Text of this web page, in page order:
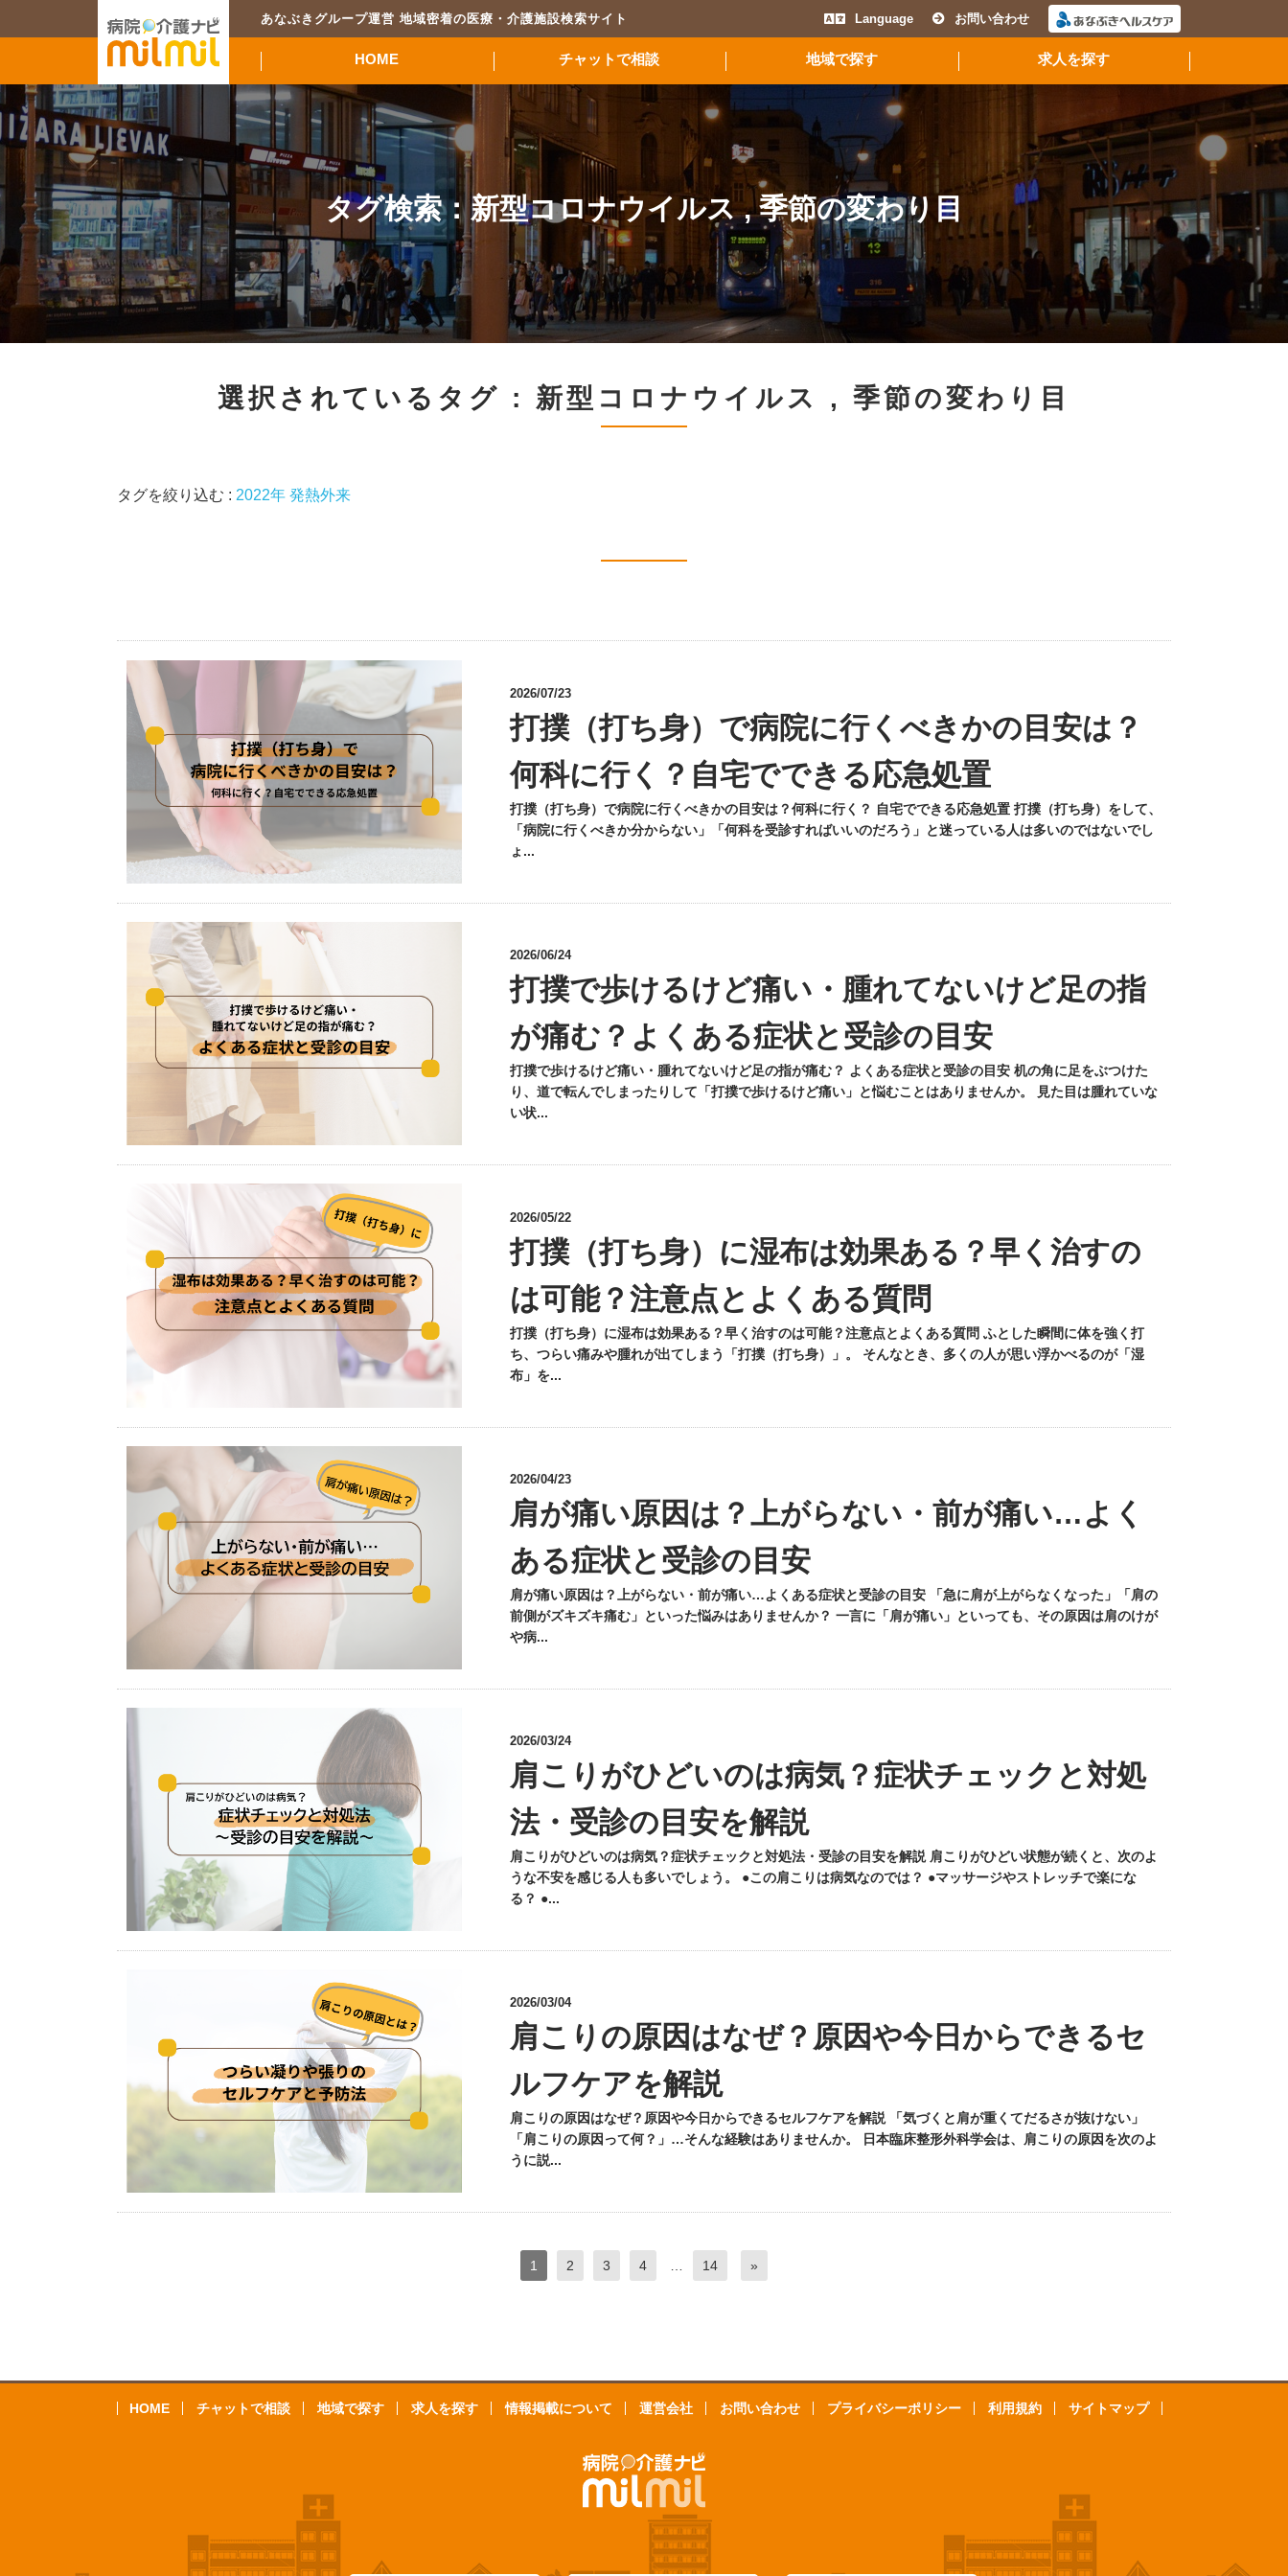
あなぶきグループ運営 地域密着の医療・介護施設検索サイト Language お問い合わせ
HOME チャットで相談 地域で探す 求人を探す
タグ検索：新型コロナウイルス,季節の変わり目
選択されているタグ : 新型コロナウイルス , 季節の変わり目
タグを絞り込む : 2022年 発熱外来
2026/07/23
打撲（打ち身）で病院に行くべきかの目安は？
何科に行く？自宅でできる応急処置
打撲（打ち身）で病院に行くべきかの目安は？何科に行く？ 自宅でできる応急処置 打撲（打ち身）をして、
「病院に行くべきか分からない」「何科を受診すればいいのだろう」と迷っている人は多いのではないでし
ょ...
2026/06/24
打撲で歩けるけど痛い・腫れてないけど足の指
が痛む？よくある症状と受診の目安
打撲で歩けるけど痛い・腫れてないけど足の指が痛む？ よくある症状と受診の目安 机の角に足をぶつけた
り、道で転んでしまったりして「打撲で歩けるけど痛い」と悩むことはありませんか。 見た目は腫れていな
い状...
2026/05/22
打撲（打ち身）に湿布は効果ある？早く治すの
は可能？注意点とよくある質問
打撲（打ち身）に湿布は効果ある？早く治すのは可能？注意点とよくある質問 ふとした瞬間に体を強く打
ち、つらい痛みや腫れが出てしまう「打撲（打ち身）」。 そんなとき、多くの人が思い浮かべるのが「湿
布」を...
2026/04/23
肩が痛い原因は？上がらない・前が痛い…よく
ある症状と受診の目安
肩が痛い原因は？上がらない・前が痛い…よくある症状と受診の目安 「急に肩が上がらなくなった」「肩の
前側がズキズキ痛む」といった悩みはありませんか？ 一言に「肩が痛い」といっても、その原因は肩のけが
や病...
2026/03/24
肩こりがひどいのは病気？症状チェックと対処
法・受診の目安を解説
肩こりがひどいのは病気？症状チェックと対処法・受診の目安を解説 肩こりがひどい状態が続くと、次のよ
うな不安を感じる人も多いでしょう。 ●この肩こりは病気なのでは？ ●マッサージやストレッチで楽にな
る？ ●...
2026/03/04
肩こりの原因はなぜ？原因や今日からできるセ
ルフケアを解説
肩こりの原因はなぜ？原因や今日からできるセルフケアを解説 「気づくと肩が重くてだるさが抜けない」
「肩こりの原因って何？」…そんな経験はありませんか。 日本臨床整形外科学会は、肩こりの原因を次のよ
うに説...
1 2 3 4 … 14 »
HOME チャットで相談 地域で探す 求人を探す 情報掲載について 運営会社 お問い合わせ プライバシーポリシー 利用規約 サイトマップ